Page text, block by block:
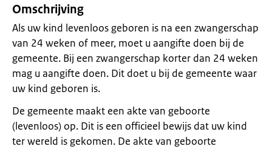
Omschrijving
Als uw kind levenloos geboren is na een zwangerschap
van 24 weken of meer, moet u aangifte doen bij de
gemeente. Bij een zwangerschap korter dan 24 weken
mag u aangifte doen. Dit doet u bij de gemeente waar
uw kind geboren is.
De gemeente maakt een akte van geboorte
(levenloos) op. Dit is een officieel bewijs dat uw kind
ter wereld is gekomen. De akte van geboorte